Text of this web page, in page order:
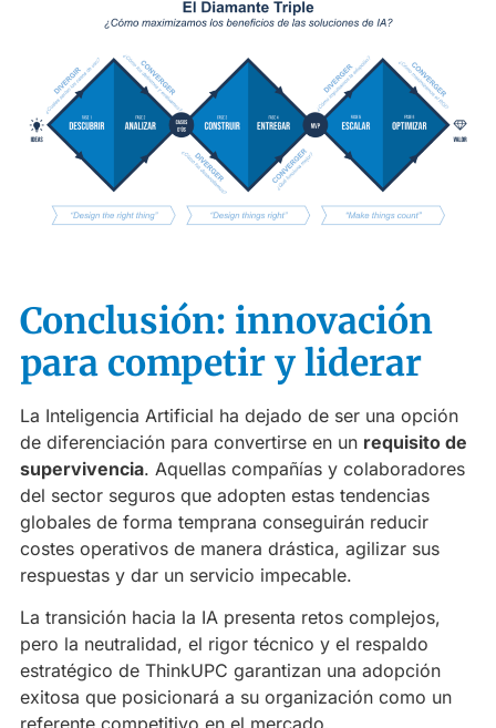
Conclusión: innovación
para competir y liderar
La Inteligencia Artificial ha dejado de ser una opción
de diferenciación para convertirse en un requisito de
supervivencia. Aquellas compañías y colaboradores
del sector seguros que adopten estas tendencias
globales de forma temprana conseguirán reducir
costes operativos de manera drástica, agilizar sus
respuestas y dar un servicio impecable.
La transición hacia la IA presenta retos complejos,
pero la neutralidad, el rigor técnico y el respaldo
estratégico de ThinkUPC garantizan una adopción
exitosa que posicionará a su organización como un